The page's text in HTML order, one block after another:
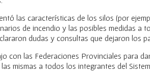
las características de los silos (por
de incendio y las posibles medidas a
dudas y consultas que dejaron los
con las Federaciones Provinciales para
mismas a todos los integrantes del